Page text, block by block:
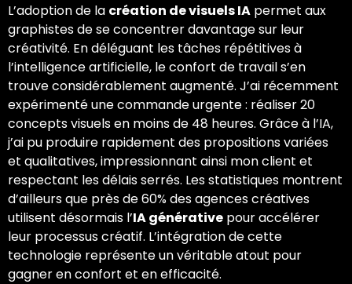
L’adoption de la création de visuels IA permet aux
graphistes de se concentrer davantage sur leur
créativité. En déléguant les tâches répétitives à
l’intelligence artificielle, le confort de travail s’en
trouve considérablement augmenté. J’ai récemment
expérimenté une commande urgente : réaliser 20
concepts visuels en moins de 48 heures. Grâce à l’IA,
j’ai pu produire rapidement des propositions variées
et qualitatives, impressionnant ainsi mon client et
respectant les délais serrés. Les statistiques montrent
d’ailleurs que près de 60% des agences créatives
utilisent désormais l’IA générative pour accélérer
leur processus créatif. L’intégration de cette
technologie représente un véritable atout pour
gagner en confort et en efficacité.